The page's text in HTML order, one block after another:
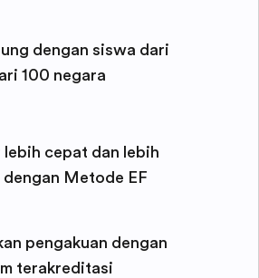
dengan siswa dari
100 negara
lebih cepat dan lebih
Metode EF
pengakuan dengan
terakreditasi